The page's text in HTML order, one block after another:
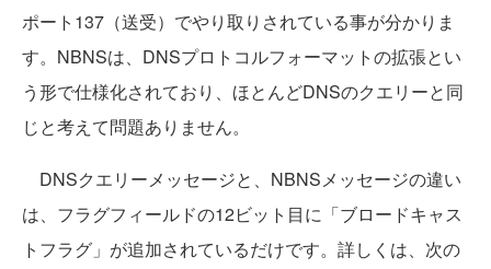
ポート137（送受）でやり取りされている事が分かりま
す。NBNSは、DNSプロトコルフォーマットの拡張とい
う形で仕様化されており、ほとんどDNSのクエリーと同
じと考えて問題ありません。
DNSクエリーメッセージと、NBNSメッセージの違い
は、フラグフィールドの12ビット目に「ブロードキャス
トフラグ」が追加されているだけです。詳しくは、次の